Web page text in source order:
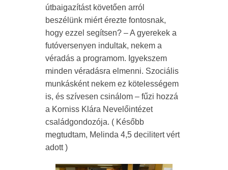
útbaigazítást követően arról
beszélünk miért érezte fontosnak,
hogy ezzel segítsen? – A gyerekek a
futóversenyen indultak, nekem a
véradás a programom. Igyekszem
minden véradásra elmenni. Szociális
munkásként nekem ez kötelességem
is, és szívesen csinálom – fűzi hozzá
a Korniss Klára Nevelőintézet
családgondozója. ( Később
megtudtam, Melinda 4,5 decilitert vért
adott )